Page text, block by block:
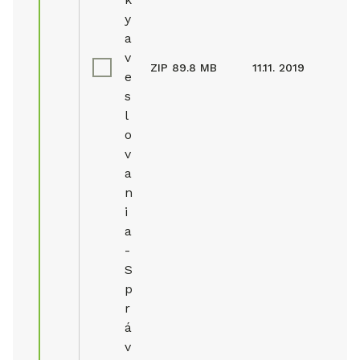
y
a
v
e
s
l
o
v
a
n
i
a
-
S
p
r
á
v
ZIP 89.8 MB 11.11. 2019